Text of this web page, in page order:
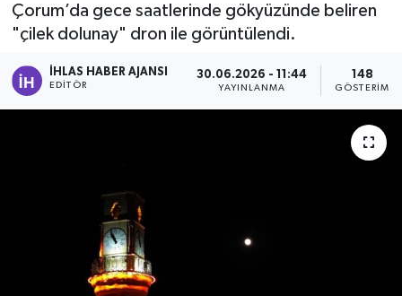
Çorum’da gece saatlerinde gökyüzünde beliren
"çilek dolunay" dron ile görüntülendi.
İHLAS HABER AJANSI
EDITÖR
30.06.2026 - 11:44
YAYINLANMA
148
GÖSTERIM
EKONOMİ
GÜNCEL
OTOPARK
Süper Lig Puan Durumu ve Fikstür
Tüm Manşetler